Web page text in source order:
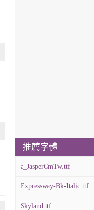
推薦字體
a_JasperCmTw.ttf
Expressway-Bk-Italic.ttf
Skyland.ttf